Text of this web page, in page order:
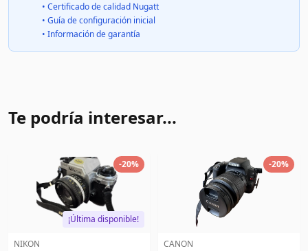
• Certificado de calidad Nugatt
• Guía de configuración inicial
• Información de garantía
Te podría interesar...
-20%
¡Última disponible!
NIKON
-20%
CANON